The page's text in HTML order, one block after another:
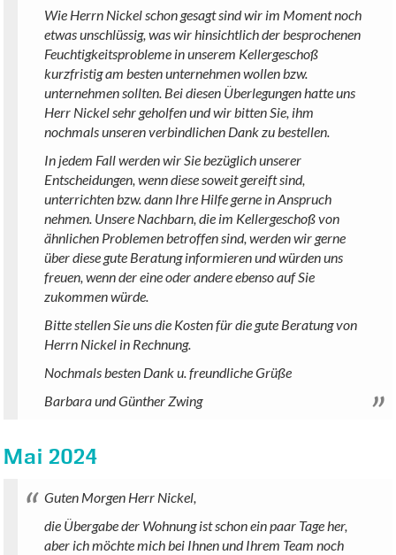
Wie Herrn Nickel schon gesagt sind wir im Moment noch
etwas unschlüssig, was wir hinsichtlich der besprochenen
Feuchtigkeitsprobleme in unserem Kellergeschoß
kurzfristig am besten unternehmen wollen bzw.
unternehmen sollten. Bei diesen Überlegungen hatte uns
Herr Nickel sehr geholfen und wir bitten Sie, ihm
nochmals unseren verbindlichen Dank zu bestellen.
In jedem Fall werden wir Sie bezüglich unserer
Entscheidungen, wenn diese soweit gereift sind,
unterrichten bzw. dann Ihre Hilfe gerne in Anspruch
nehmen. Unsere Nachbarn, die im Kellergeschoß von
ähnlichen Problemen betroffen sind, werden wir gerne
über diese gute Beratung informieren und würden uns
freuen, wenn der eine oder andere ebenso auf Sie
zukommen würde.
Bitte stellen Sie uns die Kosten für die gute Beratung von
Herrn Nickel in Rechnung.
Nochmals besten Dank u. freundliche Grüße
Barbara und Günther Zwing
Mai 2024
Guten Morgen Herr Nickel,
die Übergabe der Wohnung ist schon ein paar Tage her,
aber ich möchte mich bei Ihnen und Ihrem Team noch